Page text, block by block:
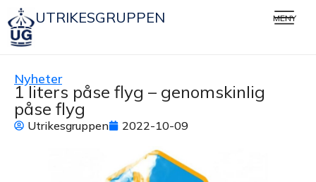
UTRIKESGRUPPEN MENY
Nyheter
1 liters påse flyg – genomskinlig
påse flyg
Utrikesgruppen 2022-10-09